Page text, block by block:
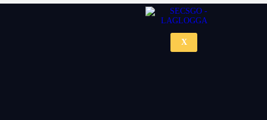
X